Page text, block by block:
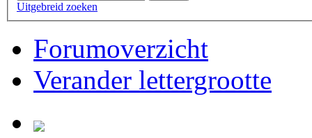
Uitgebreid zoeken
Forumoverzicht
Verander lettergrootte